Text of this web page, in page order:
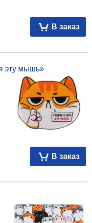
В заказ
эту мышь»
В заказ